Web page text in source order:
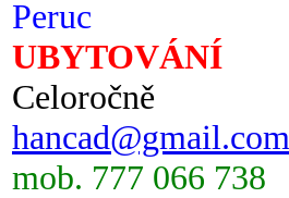
Peruc
UBYTOVÁNÍ
Celoročně
hancad@gmail.com
mob. 777 066 738